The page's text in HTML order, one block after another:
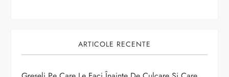
r
ARTICOLE RECENTE